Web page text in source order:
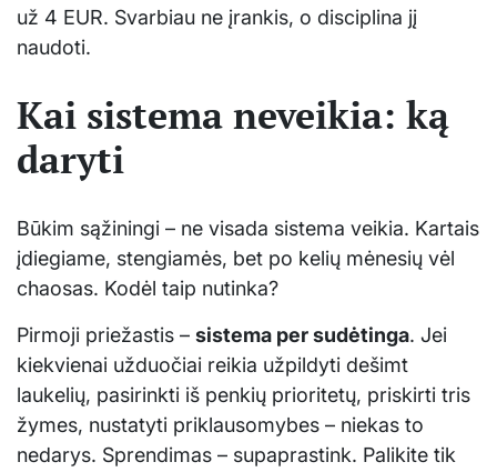
už 4 EUR. Svarbiau ne įrankis, o disciplina jį
naudoti.
Kai sistema neveikia: ką
daryti
Būkim sąžiningi – ne visada sistema veikia. Kartais
įdiegiame, stengiamės, bet po kelių mėnesių vėl
chaosas. Kodėl taip nutinka?
Pirmoji priežastis – sistema per sudėtinga. Jei
kiekvienai užduočiai reikia užpildyti dešimt
laukelių, pasirinkti iš penkių prioritetų, priskirti tris
žymes, nustatyti priklausomybes – niekas to
nedarys. Sprendimas – supaprastink. Palikite tik